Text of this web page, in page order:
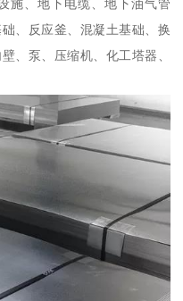
施、地下电缆、地下油气管
、反应釜、混凝土基础、换
、泵、压缩机、化工塔器、